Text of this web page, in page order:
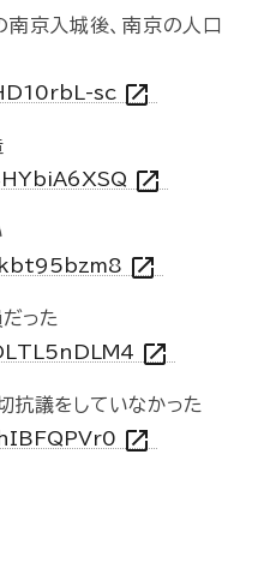
京入城後、南京の人口
sc open_in_new
open_in_new
open_in_new
った
open_in_new
抗議をしていなかった
open_in_new